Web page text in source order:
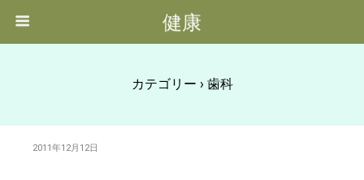
健康
カテゴリー › 歯科
2011年12月12日